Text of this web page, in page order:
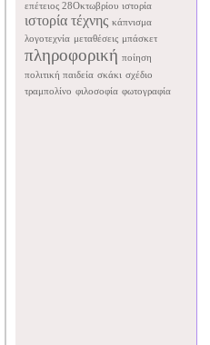
επέτειος 28Οκτωβρίου ιστορία
ιστορία τέχνης κάπνισμα
λογοτεχνία μεταθέσεις μπάσκετ
πληροφορική ποίηση
πολιτική παιδεία σκάκι σχέδιο
τραμπολίνο φιλοσοφία φωτογραφία